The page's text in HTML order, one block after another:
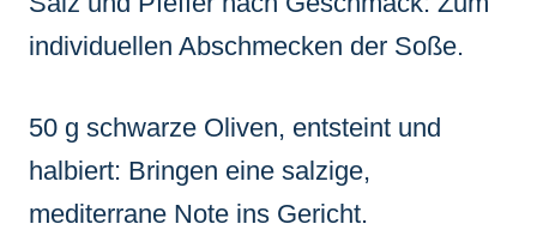
individuellen Abschmecken der Soße.
50 g schwarze Oliven, entsteint und
halbiert: Bringen eine salzige,
mediterrane Note ins Gericht.